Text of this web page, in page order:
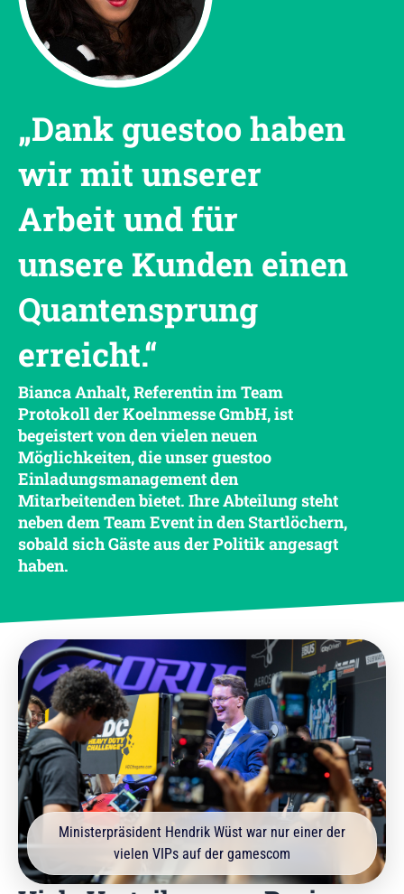
„Dank guestoo haben
wir mit unserer
Arbeit und für
unsere Kunden einen
Quantensprung
erreicht.“
Bianca Anhalt, Referentin im Team
Protokoll der Koelnmesse GmbH, ist
begeistert von den vielen neuen
Möglichkeiten, die unser guestoo
Einladungsmanagement den
Mitarbeitenden bietet. Ihre Abteilung steht
neben dem Team Event in den Startlöchern,
sobald sich Gäste aus der Politik angesagt
haben.
Ministerpräsident Hendrik Wüst war nur einer der
vielen VIPs auf der gamescom